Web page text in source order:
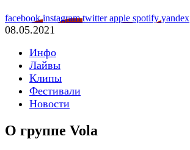
facebookinstagramtwitterapple spotifyyandex
08.05.2021
Инфо
Лайвы
Клипы
Фестивали
Новости
О группе Vola